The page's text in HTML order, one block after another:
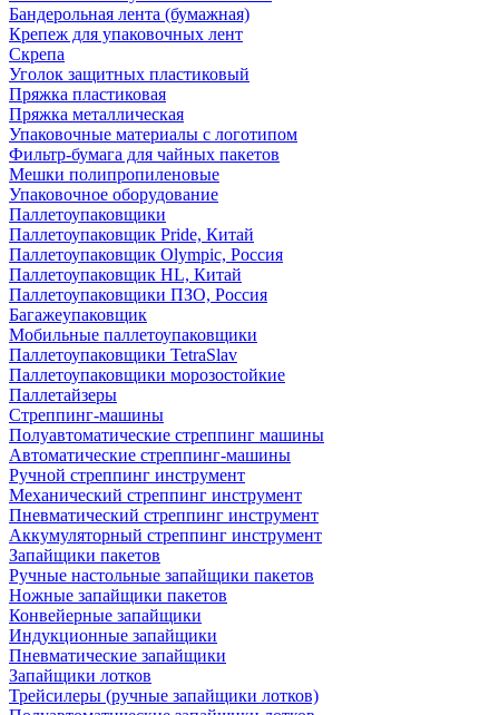
Бандерольная лента (бумажная)
Крепеж для упаковочных лент
Скрепа
Уголок защитных пластиковый
Пряжка пластиковая
Пряжка металлическая
Упаковочные материалы с логотипом
Фильтр-бумага для чайных пакетов
Мешки полипропиленовые
Упаковочное оборудование
Паллетоупаковщики
Паллетоупаковщик Pride, Китай
Паллетоупаковщик Olympic, Россия
Паллетоупаковщик HL, Китай
Паллетоупаковщики ПЗО, Россия
Багажеупаковщик
Мобильные паллетоупаковщики
Паллетоупаковщики TetraSlav
Паллетоупаковщики морозостойкие
Паллетайзеры
Стреппинг-машины
Полуавтоматические стреппинг машины
Автоматические стреппинг-машины
Ручной стреппинг инструмент
Механический стреппинг инструмент
Пневматический стреппинг инструмент
Аккумуляторный стреппинг инструмент
Запайщики пакетов
Ручные настольные запайщики пакетов
Ножные запайщики пакетов
Конвейерные запайщики
Индукционные запайщики
Пневматические запайщики
Запайщики лотков
Трейсилеры (ручные запайщики лотков)